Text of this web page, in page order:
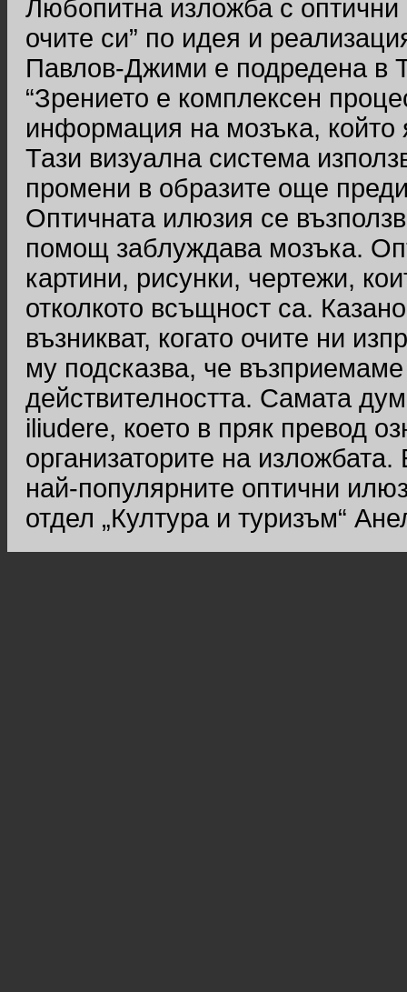
Любопитна изложба с
очите си” по идея и
Павлов-Джими е подредена в
“Зрението е комплексен
информация на мозъка, който
Тази визуална система
промени в образите още
Оптичната илюзия се
помощ заблуждава мозъка.
картини, рисунки, чертежи,
отколкото всъщност са.
възникват, когато очите ни
му подсказва, че
действителността. Самата
iliudere, което в пряк превод
организаторите на
най-популярните оптични
отдел „Култура и туризъм“